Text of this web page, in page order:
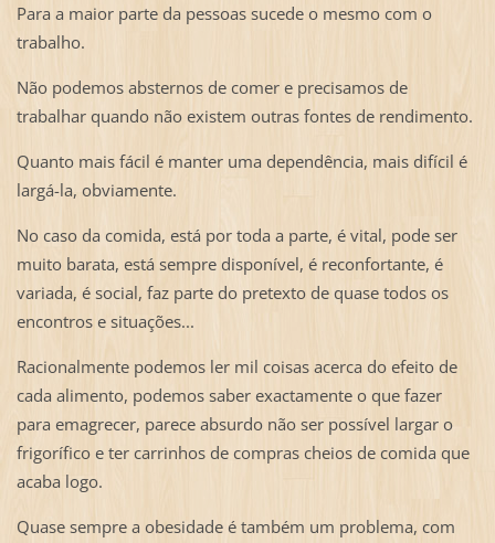
Para a maior parte da pessoas sucede o mesmo com o
trabalho.
Não podemos absternos de comer e precisamos de
trabalhar quando não existem outras fontes de rendimento.
Quanto mais fácil é manter uma dependência, mais difícil é
largá-la, obviamente.
No caso da comida, está por toda a parte, é vital, pode ser
muito barata, está sempre disponível, é reconfortante, é
variada, é social, faz parte do pretexto de quase todos os
encontros e situações...
Racionalmente podemos ler mil coisas acerca do efeito de
cada alimento, podemos saber exactamente o que fazer
para emagrecer, parece absurdo não ser possível largar o
frigorífico e ter carrinhos de compras cheios de comida que
acaba logo.
Quase sempre a obesidade é também um problema, com